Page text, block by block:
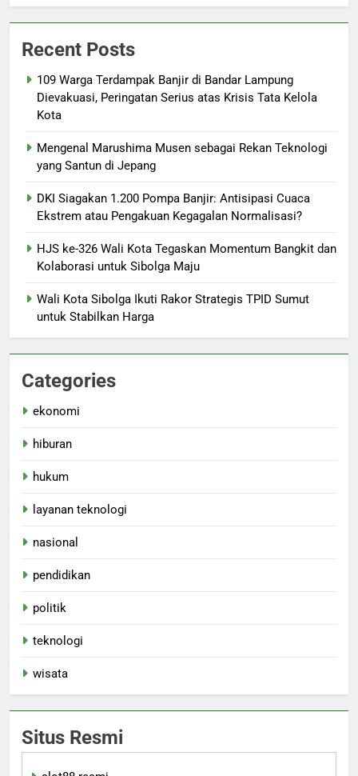
Recent Posts
109 Warga Terdampak Banjir di Bandar Lampung
Dievakuasi, Peringatan Serius atas Krisis Tata Kelola
Kota
Mengenal Marushima Musen sebagai Rekan Teknologi
yang Santun di Jepang
DKI Siagakan 1.200 Pompa Banjir: Antisipasi Cuaca
Ekstrem atau Pengakuan Kegagalan Normalisasi?
HJS ke-326 Wali Kota Tegaskan Momentum Bangkit dan
Kolaborasi untuk Sibolga Maju
Wali Kota Sibolga Ikuti Rakor Strategis TPID Sumut
untuk Stabilkan Harga
Categories
ekonomi
hiburan
hukum
layanan teknologi
nasional
pendidikan
politik
teknologi
wisata
Situs Resmi